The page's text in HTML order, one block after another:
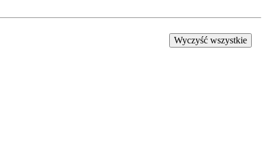
Wyczyść wszystkie